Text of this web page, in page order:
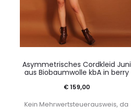
Asymmetrisches Cordkleid Juni
aus Biobaumwolle kbA in berry
€159,00
Kein Mehrwertsteuerausweis, da